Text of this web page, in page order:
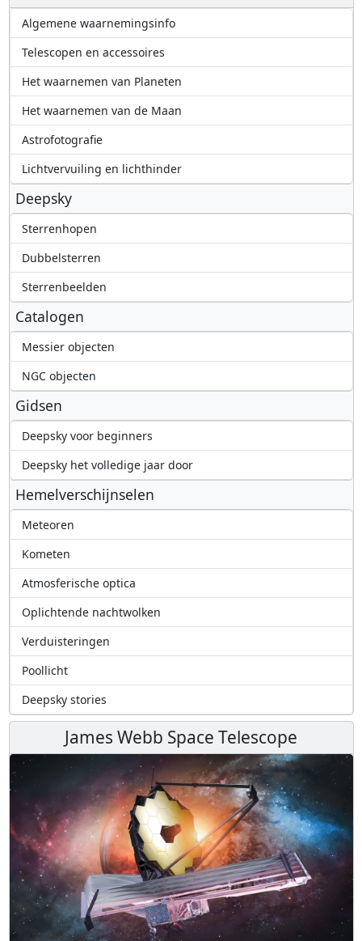
Algemene waarnemingsinfo
Telescopen en accessoires
Het waarnemen van Planeten
Het waarnemen van de Maan
Astrofotografie
Lichtvervuiling en lichthinder
Deepsky
Sterrenhopen
Dubbelsterren
Sterrenbeelden
Catalogen
Messier objecten
NGC objecten
Gidsen
Deepsky voor beginners
Deepsky het volledige jaar door
Hemelverschijnselen
Meteoren
Kometen
Atmosferische optica
Oplichtende nachtwolken
Verduisteringen
Poollicht
Deepsky stories
James Webb Space Telescope